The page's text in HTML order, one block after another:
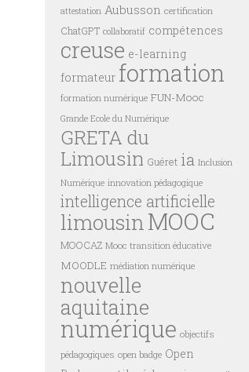
attestation Aubusson certification
ChatGPT collaboratif compétences
creuse e-learning
formateur formation
formation numérique FUN-Mooc
Grande Ecole du Numérique
GRETA du
Limousin Guéret ia Inclusion
Numérique innovation pédagogique
intelligence artificielle
limousin MOOC
MOOCAZ Mooc transition éducative
MOODLE médiation numérique
nouvelle
aquitaine
numérique objectifs
pédagogiques open badge Open